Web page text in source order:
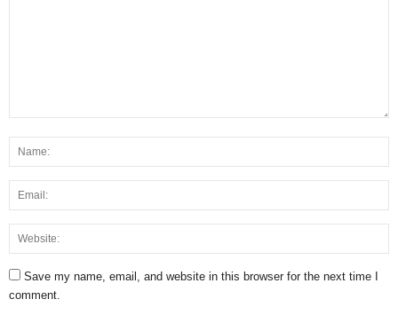
Save my name, email, and website in this browser for the next time I
comment.